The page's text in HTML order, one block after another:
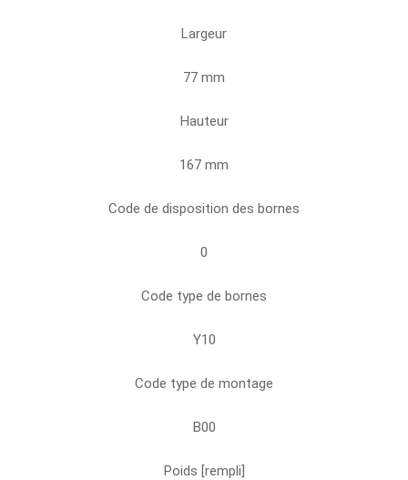
Largeur
77 mm
Hauteur
167 mm
Code de disposition des bornes
0
Code type de bornes
Y10
Code type de montage
B00
Poids [rempli]